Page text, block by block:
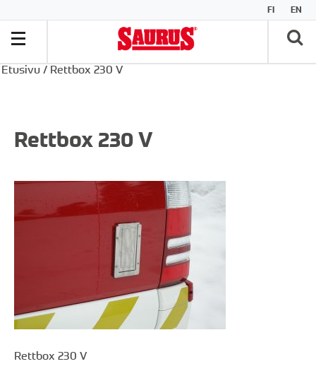
FI EN
Etusivu / Rettbox 230 V
Rettbox 230 V
Rettbox 230 V